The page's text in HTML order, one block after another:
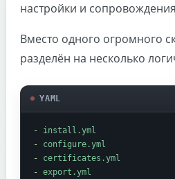
настройки и
Вместо одного огромного
разделён на несколько
YAML
- install.yml
- configure.yml
- certificates.yml
- export.yml